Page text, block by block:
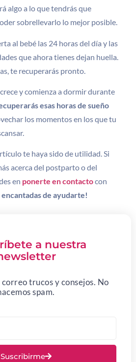
algo a lo que tendrás que
sobrellevarlo lo mejor posible.
al bebé las 24 horas del día y las
que ahora tienes dejan huella.
te recuperarás pronto.
y comienza a dormir durante
esas horas de sueño
los momentos en los que tu
te haya sido de utilidad. Si
acerca del postparto o del
en ponerte en contactocon
encantadas de ayudarte!
a nuestra
trucos y consejos. No
spam.
Suscribirme